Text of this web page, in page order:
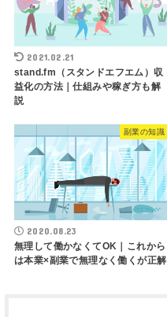
2021.02.21
stand.fm（スタンドエフエム）収
益化の方法｜仕組みや稼ぎ方も解
説
副業の知識
2020.08.23
無理して働かなくてOK｜これから
は本業×副業で無理なく働くが正解